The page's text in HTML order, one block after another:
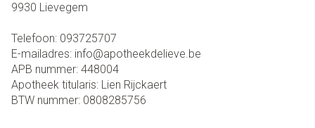
9930 Lievegem
Telefoon: 093725707
E-mailadres: info@apotheekdelieve.be
APB nummer: 448004
Apotheek titularis: Lien Rijckaert
BTW nummer: 0808285756